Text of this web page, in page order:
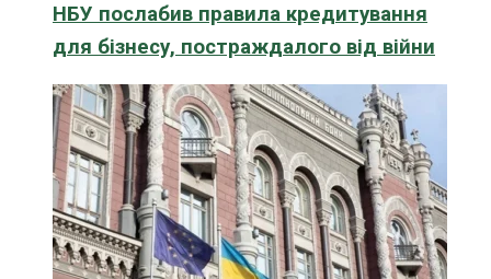
НБУ послабив правила кредитування
для бізнесу, постраждалого від війни